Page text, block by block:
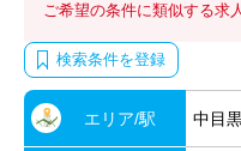
ご希望の条件に類似する求
検索条件を登録
エリア/駅 中目